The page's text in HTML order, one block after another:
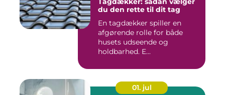
du den rette til dit tag
En tagdækker spiller en
afgørende rolle for både
husets udseende og
holdbarhed. E...
01. jul